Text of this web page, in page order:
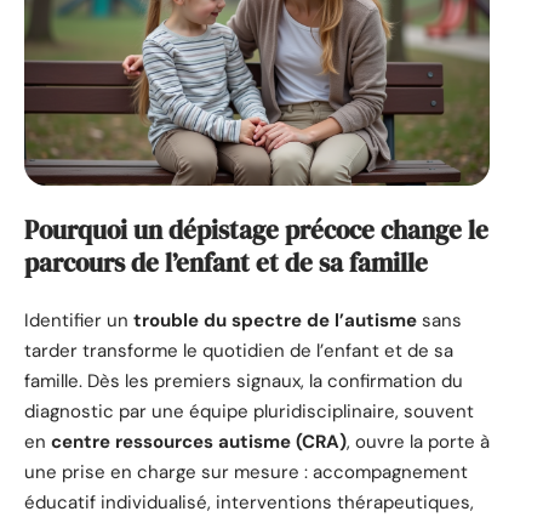
Pourquoi un dépistage précoce change le
parcours de l’enfant et de sa famille
Identifier un trouble du spectre de l’autisme sans
tarder transforme le quotidien de l’enfant et de sa
famille. Dès les premiers signaux, la confirmation du
diagnostic par une équipe pluridisciplinaire, souvent
en centre ressources autisme (CRA), ouvre la porte à
une prise en charge sur mesure : accompagnement
éducatif individualisé, interventions thérapeutiques,